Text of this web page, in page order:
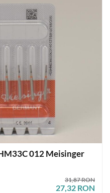
012 Meisinger
27,32 RON
31,87 RON